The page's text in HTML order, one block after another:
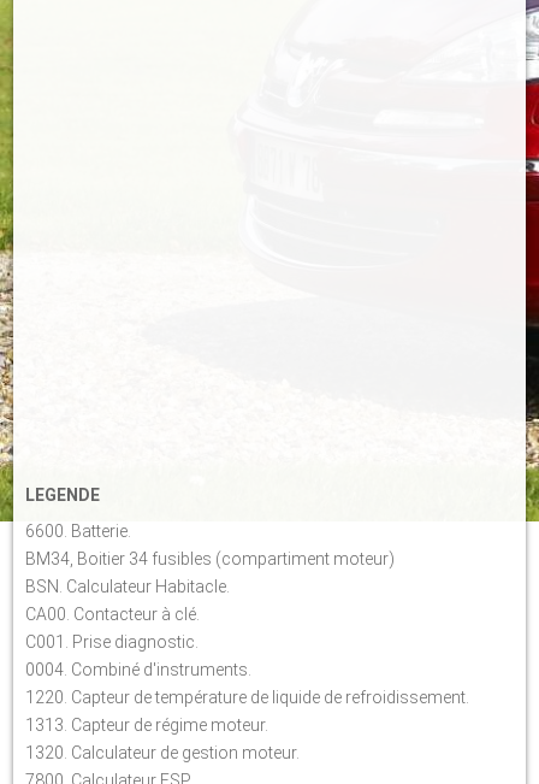
LEGENDE
6600. Batterie.
BM34, Boitier 34 fusibles (compartiment moteur)
BSN. Calculateur Habitacle.
CA00. Contacteur à clé.
C001. Prise diagnostic.
0004. Combiné d'instruments.
1220. Capteur de température de liquide de refroidissement.
1313. Capteur de régime moteur.
1320. Calculateur de gestion moteur.